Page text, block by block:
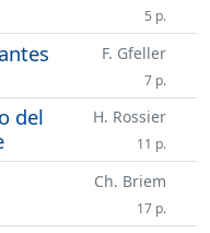
5 p.
F. Gfeller
7 p.
del
H. Rossier
11 p.
Ch. Briem
17 p.